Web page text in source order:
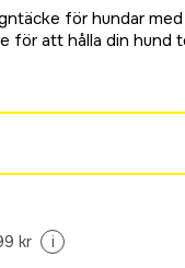
för hundar
för att hålla din hund
kr i